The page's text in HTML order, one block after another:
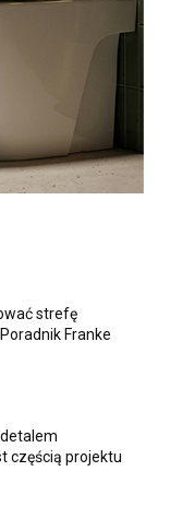
strefę
Franke
częścią projektu